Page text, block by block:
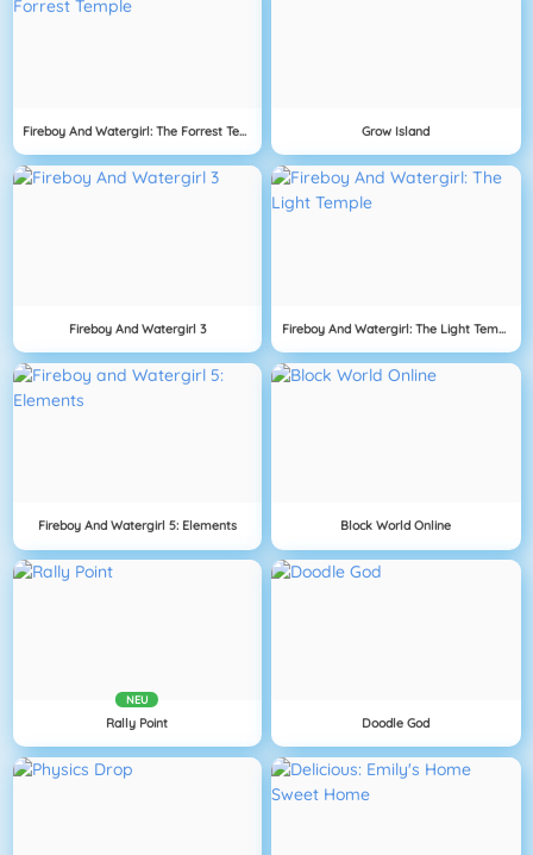
Fireboy And Watergirl: The Forrest Temple Grow Island
Fireboy And Watergirl 3 Fireboy And Watergirl: The Light Temple
Fireboy And Watergirl 5: Elements Block World Online
NEU
Rally Point Doodle God